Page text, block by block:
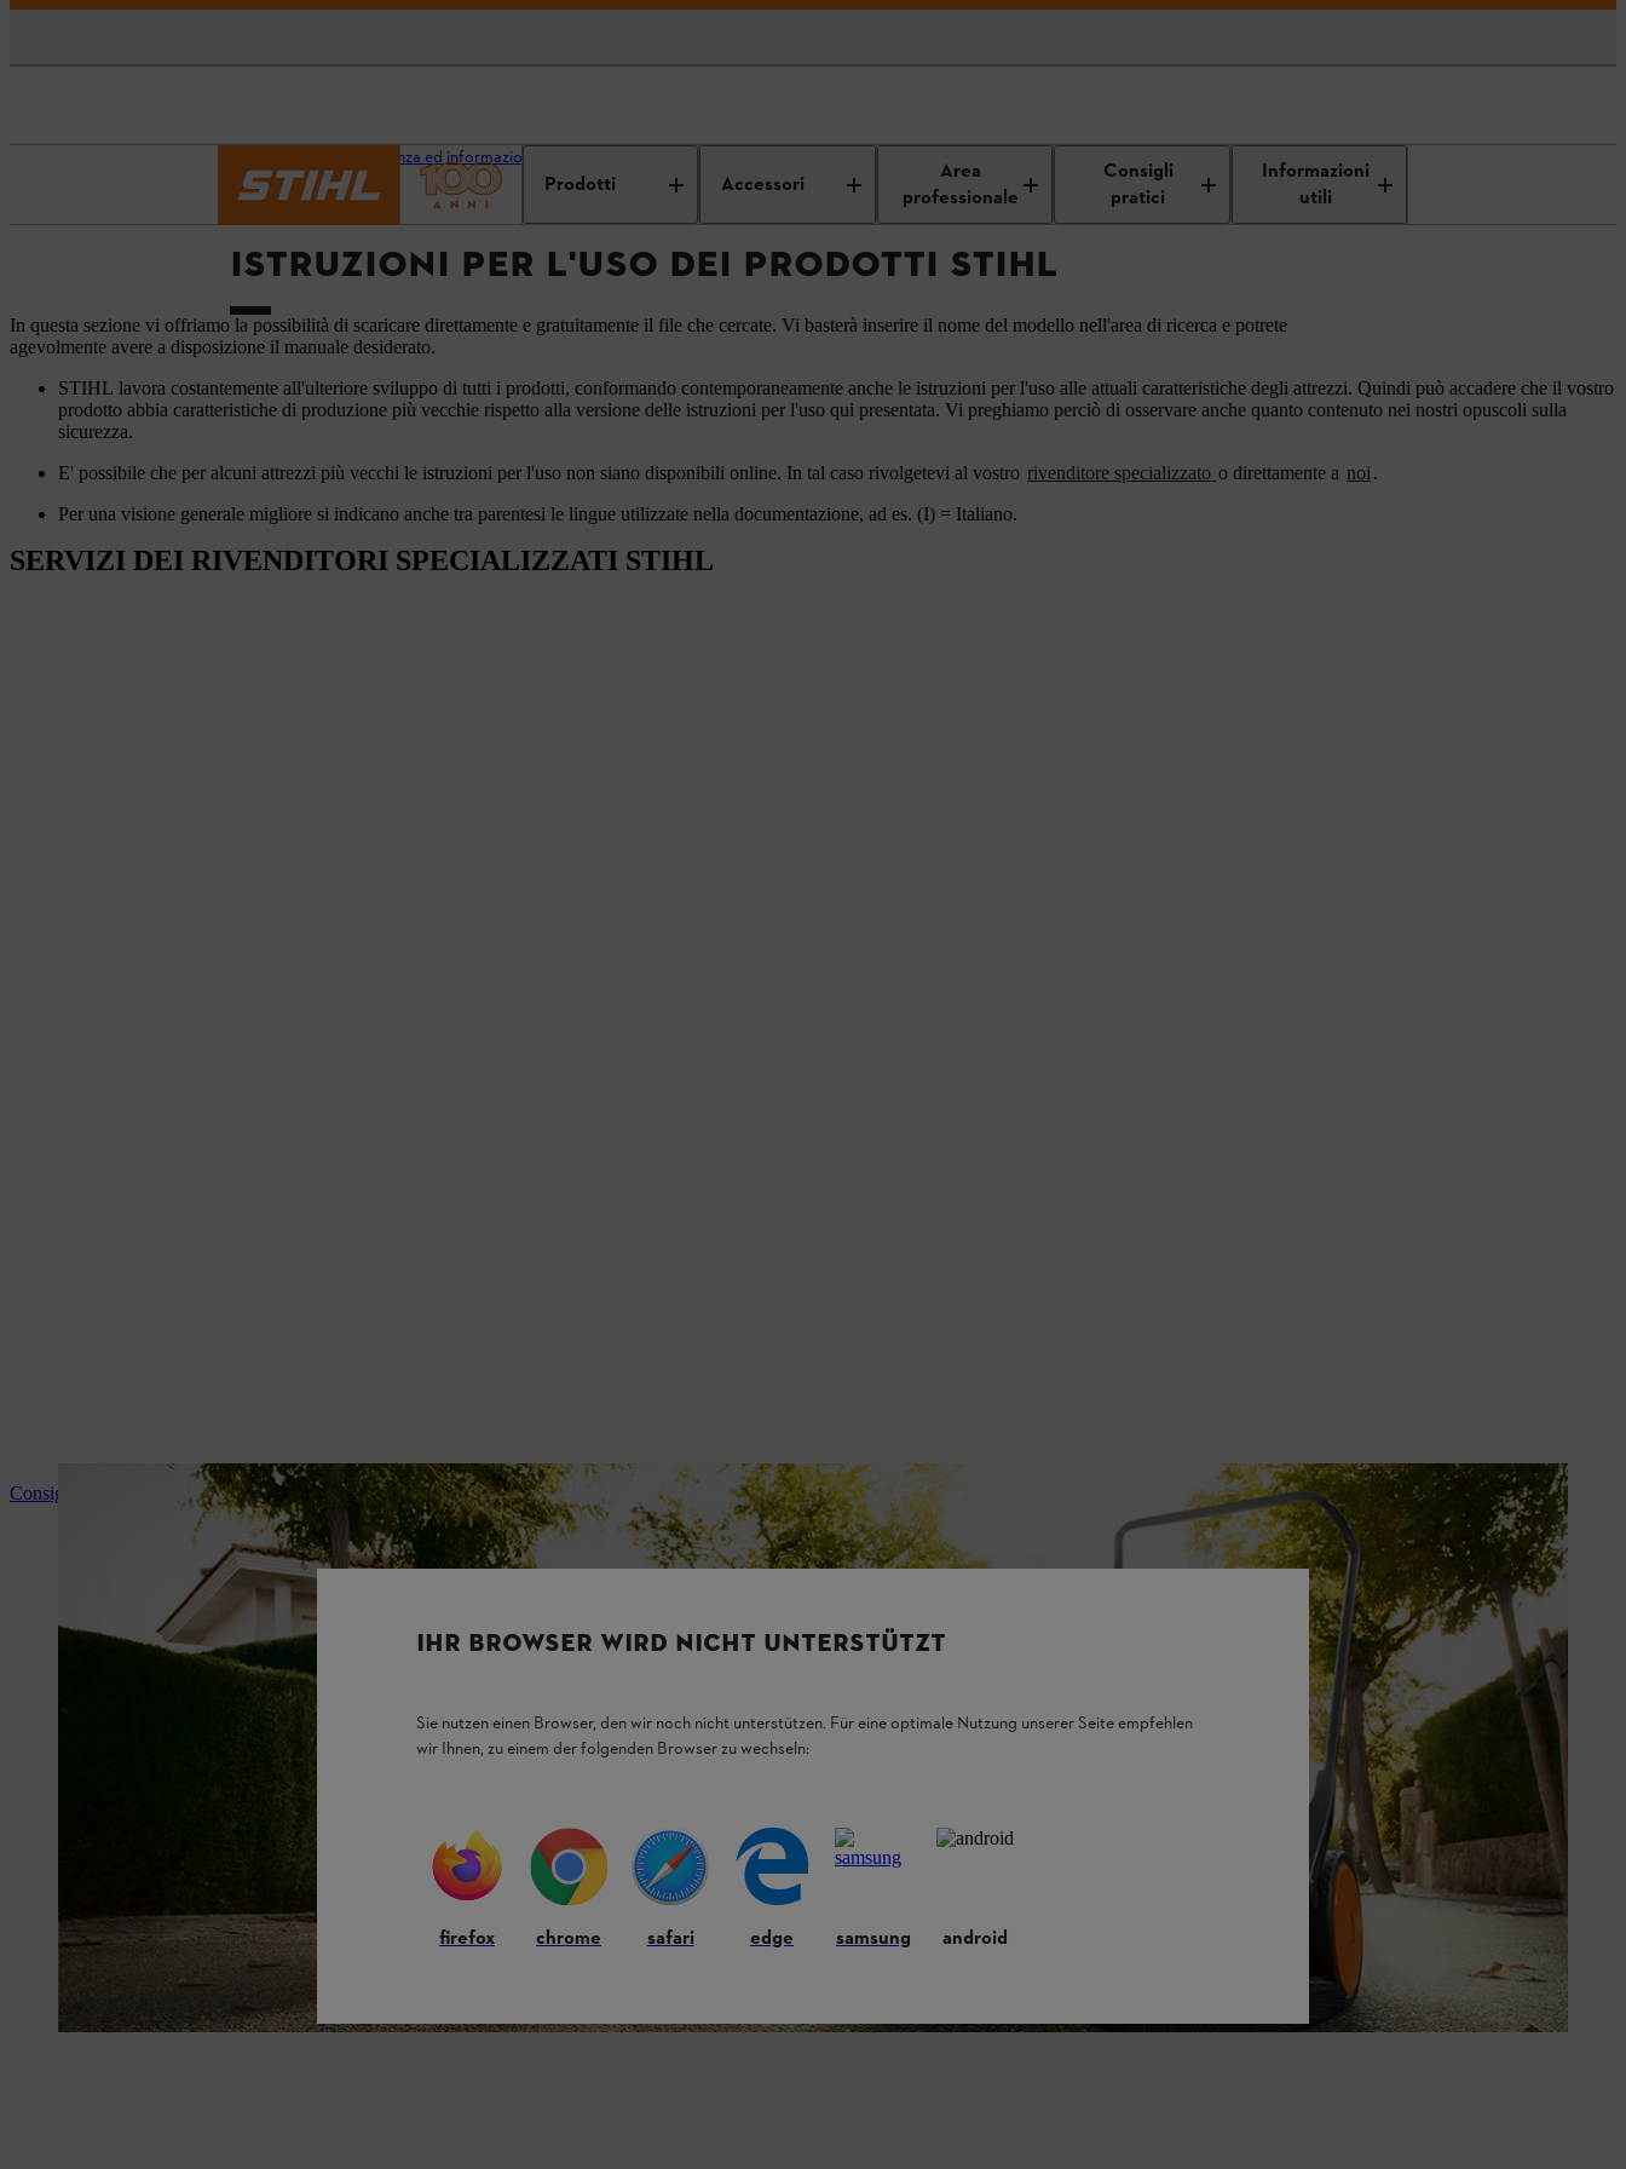
Prodotti Accessori
Area
professionale
Consigli
pratici
Informazioni
utili
Assistenza ed informazioni
ISTRUZIONI PER L'USO DEI PRODOTTI STIHL
In questa sezione vi offriamo la possibilità di scaricare direttamente e gratuitamente il file che cercate. Vi basterà inserire il nome del modello nell'area di ricerca e potrete
agevolmente avere a disposizione il manuale desiderato.
STIHL lavora costantemente all'ulteriore sviluppo di tutti i prodotti, conformando contemporaneamente anche le istruzioni per l'uso alle attuali caratteristiche degli attrezzi. Quindi può accadere che il vostro
prodotto abbia caratteristiche di produzione più vecchie rispetto alla versione delle istruzioni per l'uso qui presentata. Vi preghiamo perciò di osservare anche quanto contenuto nei nostri opuscoli sulla
sicurezza.
E' possibile che per alcuni attrezzi più vecchi le istruzioni per l'uso non siano disponibili online. In tal caso rivolgetevi al vostro rivenditore specializzato o direttamente a noi .
Per una visione generale migliore si indicano anche tra parentesi le lingue utilizzate nella documentazione, ad es. (I) = Italiano.
SERVIZI DEI RIVENDITORI SPECIALIZZATI STIHL
Consigli e informazioni sui prodotti
IHR BROWSER WIRD NICHT UNTERSTÜTZT
Sie nutzen einen Browser, den wir noch nicht unterstützen. Für eine optimale Nutzung unserer Seite empfehlen
wir Ihnen, zu einem der folgenden Browser zu wechseln:
firefox chrome safari edge samsung android